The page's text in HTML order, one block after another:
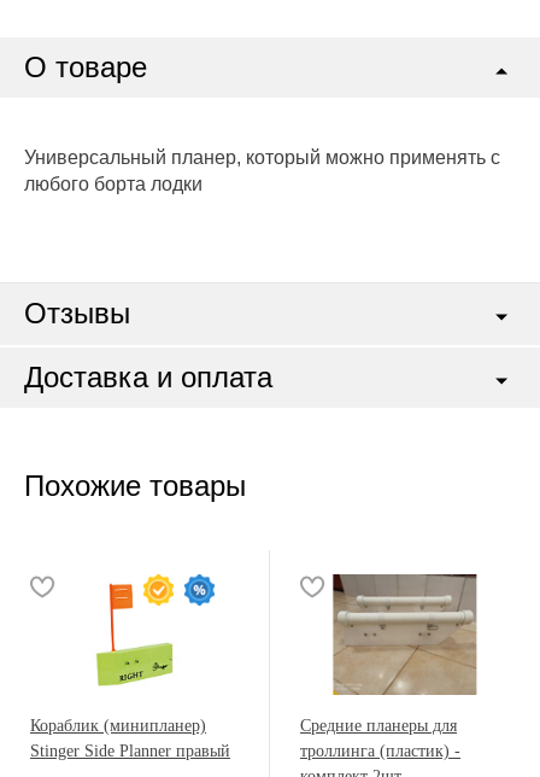
О товаре
Универсальный планер, который можно применять с
любого борта лодки
Отзывы
Доставка и оплата
Похожие товары
Кораблик (минипланер)
Stinger Side Planner правый
Средние планеры для
троллинга (пластик) -